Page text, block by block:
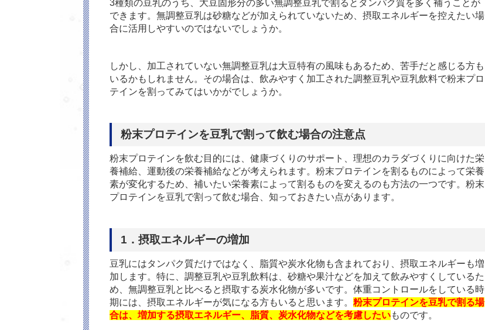
3種類の豆乳のうち、大豆固形分の多い無調整豆乳で割るとタンパク質を多く補うことが
できます。無調整豆乳は砂糖などが加えられていないため、摂取エネルギーを控えたい場
合に活用しやすいのではないでしょうか。
しかし、加工されていない無調整豆乳は大豆特有の風味もあるため、苦手だと感じる方も
いるかもしれません。その場合は、飲みやすく加工された調整豆乳や豆乳飲料で粉末プロ
テインを割ってみてはいかがでしょうか。
粉末プロテインを豆乳で割って飲む場合の注意点
粉末プロテインを飲む目的には、健康づくりのサポート、理想のカラダづくりに向けた栄
養補給、運動後の栄養補給などが考えられます。粉末プロテインを割るものによって栄養
素が変化するため、補いたい栄養素によって割るものを変えるのも方法の一つです。粉末
プロテインを豆乳で割って飲む場合、知っておきたい点があります。
1．摂取エネルギーの増加
豆乳にはタンパク質だけではなく、脂質や炭水化物も含まれており、摂取エネルギーも増
加します。特に、調整豆乳や豆乳飲料は、砂糖や果汁などを加えて飲みやすくしているた
め、無調整豆乳と比べると摂取する炭水化物が多いです。体重コントロールをしている時
期には、摂取エネルギーが気になる方もいると思います。 粉末プロテインを豆乳で割る場
合は、増加する摂取エネルギー、脂質、炭水化物などを考慮したいものです。